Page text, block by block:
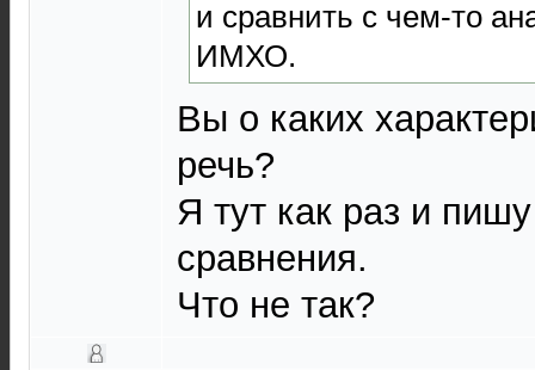
и сравнить с чем-то
ИМХО.
Вы о каких
речь?
Я тут как раз и
сравнения.
Что не так?